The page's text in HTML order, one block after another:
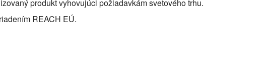
produkt vyhovujúci požiadavkám svetového trhu.
REACH EÚ.